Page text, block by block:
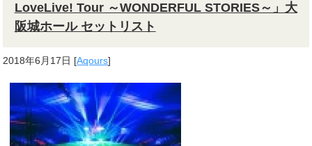
LoveLive! Tour ～WONDERFUL STORIES～」大
阪城ホール セットリスト
2018年6月17日 [Aqours]